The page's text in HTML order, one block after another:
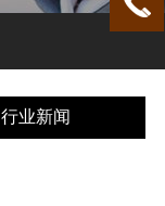
行业新闻